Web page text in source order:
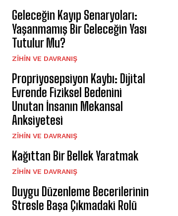
Geleceğin Kayıp Senaryoları:
Yaşanmamış Bir Geleceğin Yası
Tutulur Mu?
⁠ZIHIN VE DAVRANIŞ
Propriyosepsiyon Kaybı: Dijital
Evrende Fiziksel Bedenini
Unutan İnsanın Mekansal
Anksiyetesi
⁠ZIHIN VE DAVRANIŞ
Kağıttan Bir Bellek Yaratmak
⁠ZIHIN VE DAVRANIŞ
Duygu Düzenleme Becerilerinin
Stresle Başa Çıkmadaki Rolü